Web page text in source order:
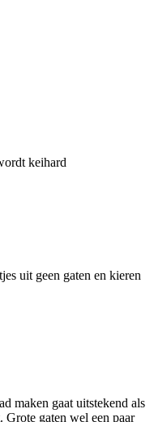
keihard
uit geen gaten en kieren
maken gaat uitstekend als
Grote gaten wel een paar